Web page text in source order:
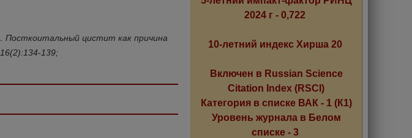
Посткоитальный цистит как причина
139;
2024 г - 0,722
10-летний индекс Хирша 20
Включен в Russian Science
Citation Index (RSCI)
Категория в списке ВАК - 1 (К1)
Уровень журнала в Белом
списке - 3